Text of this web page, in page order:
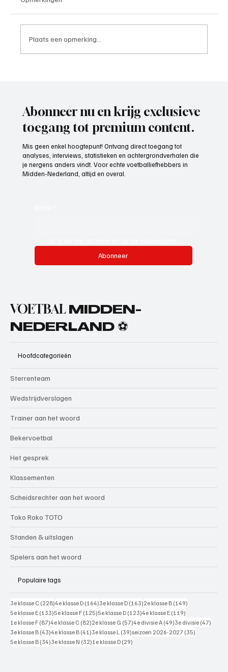
Plaats een opmerking...
Abonneer nu en krijg exclusieve
toegang tot premium content.
Mis geen enkel hoogtepunt! Ontvang direct toegang tot
analyses, interviews, statistieken en achtergrondverhalen die
je nergens anders vindt. Voor echte voetballiefhebbers in
Midden-Nederland, altijd en overal.
Abonneer
VOETBAL MIDDEN-
NEDERLAND ⚽
Hoofdcategorieën
Sterrenteam
Wedstrijdverslagen
Trainer aan het woord
Bekervoetbal
Het gesprek
Klassementen
Scheidsrechter aan het woord
Toko Roko TOTO
Standen & uitslagen
Spelers aan het woord
Populaire tags
3e klasse C (228)228 posts
4e klasse D (164)164 posts
3e klasse D (163)163 posts
2e klasse B (149)
5e klasse E (133)133 posts
5e klasse F (125)125 posts
5e klasse D (123)123 posts
4e klasse E (119)
1e klasse F (87)87 posts
4e klasse C (82)82 posts
2e klasse G (57)57 posts
4e divisie A (49)49 posts
3e divisie (47)
3e klasse B (43)43 posts
4e klasse B (41)41 posts
3e klasse L (39)39 posts
seizoen 2026-2027 (35)
5e klasse B (34)34 posts
3e klasse N (32)32 posts
1e klasse D (29)